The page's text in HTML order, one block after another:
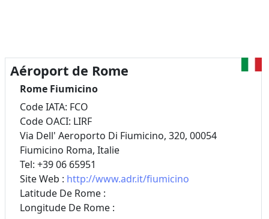
Aéroport de Rome
Rome Fiumicino
Code IATA: FCO
Code OACI: LIRF
Via Dell' Aeroporto Di Fiumicino, 320, 00054
Fiumicino Roma, Italie
Tel: +39 06 65951
Site Web : http://www.adr.it/fiumicino
Latitude De Rome :
Longitude De Rome :